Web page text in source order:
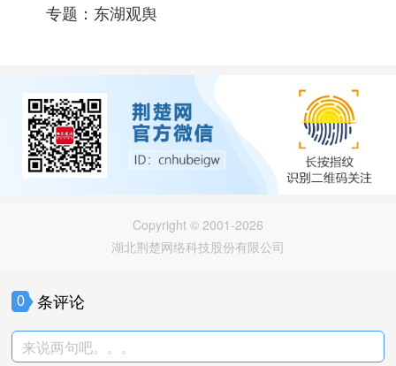
专题： 东湖观舆
Copyright © 2001-2026
湖北荆楚网络科技股份有限公司
0 条评论
来说两句吧。。。